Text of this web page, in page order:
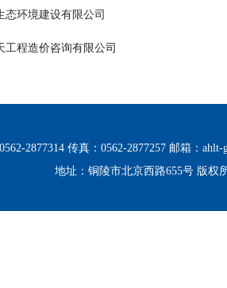
环境建设有限公司
工程造价咨询有限公司
2877314 传真：0562-2877257 邮箱：
地址：铜陵市北京西路655号 版权